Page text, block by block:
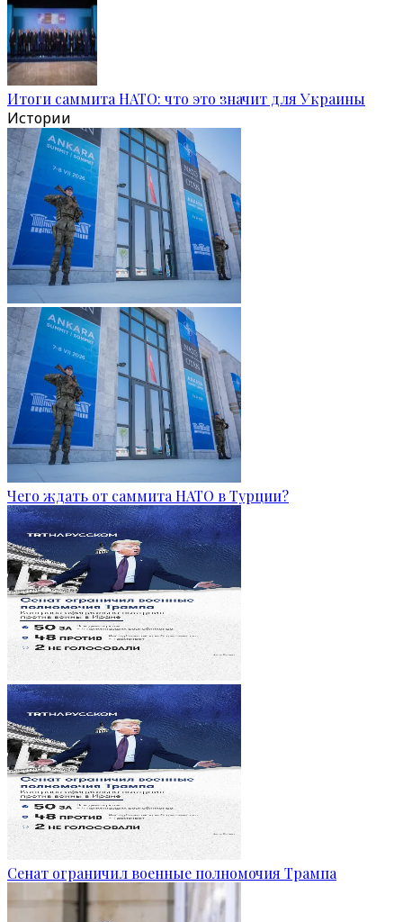
Итоги саммита НАТО: что это значит для Украины
Истории
Чего ждать от саммита НАТО в Турции?
Сенат ограничил военные полномочия Трампа